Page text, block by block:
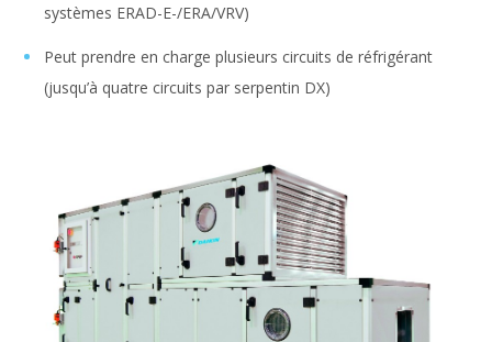
systèmes ERAD-E-/ERA/VRV)
Peut prendre en charge plusieurs circuits de réfrigérant
(jusqu’à quatre circuits par serpentin DX)